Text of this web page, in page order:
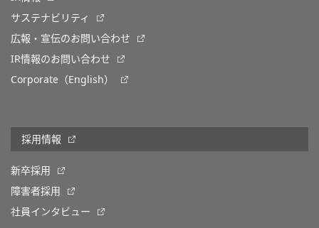
サステナビリティ
広報・宣伝のお問い合わせ
IR情報のお問い合わせ
Corporate（English）
採用情報
新卒採用
障害者採用
社員インタビュー